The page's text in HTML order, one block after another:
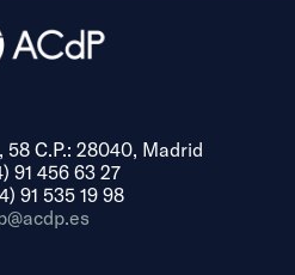
C.P.: 28040, Madrid
91 456 63 27
91 535 19 98